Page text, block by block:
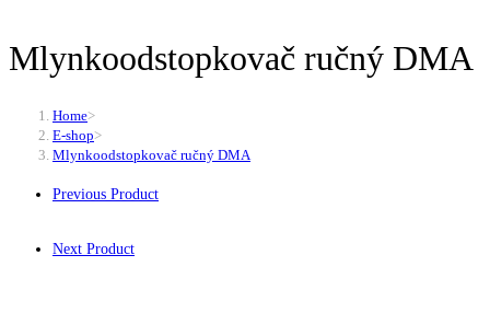
Mlynkoodstopkovač ručný DMA
Home>
E-shop>
Mlynkoodstopkovač ručný DMA
Previous Product
Next Product